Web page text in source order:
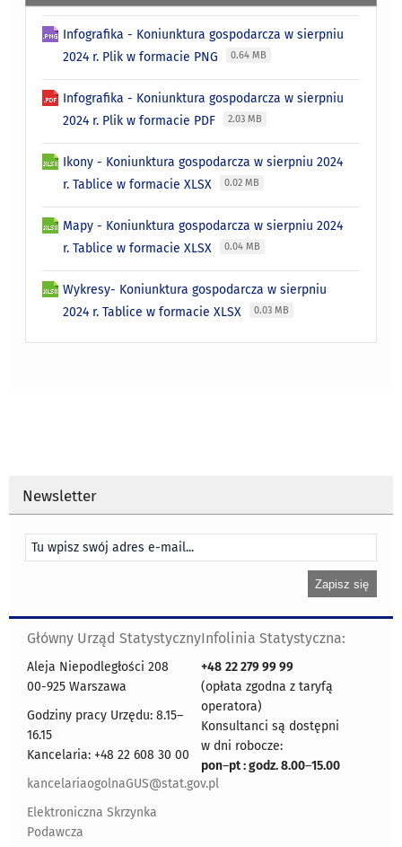
Infografika - Koniunktura gospodarcza w sierpniu
2024 r. Plik w formacie PNG
0.64 MB
Infografika - Koniunktura gospodarcza w sierpniu
2024 r. Plik w formacie PDF
2.03 MB
Ikony - Koniunktura gospodarcza w sierpniu 2024
r. Tablice w formacie XLSX
0.02 MB
Mapy - Koniunktura gospodarcza w sierpniu 2024
r. Tablice w formacie XLSX
0.04 MB
Wykresy- Koniunktura gospodarcza w sierpniu
2024 r. Tablice w formacie XLSX
0.03 MB
Newsletter
Główny Urząd Statystyczny
Aleja Niepodległości 208
00-925 Warszawa
Godziny pracy Urzędu: 8.15–
16.15
Kancelaria: +48 22 608 30 00
kancelariaogolnaGUS@stat.gov.pl
Elektroniczna Skrzynka
Podawcza
Infolinia Statystyczna:
+48 22 279 99 99
(opłata zgodna z taryfą
operatora)
Konsultanci są dostępni
w dni robocze:
pon–pt : godz. 8.00–15.00